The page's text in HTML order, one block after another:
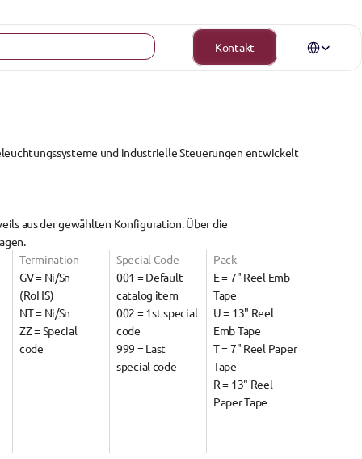
und industrielle Steuerungen entwickelt
aus der gewählten Konfiguration. Über die
Termination
GV = Ni/Sn
(RoHS)
NT = Ni/Sn
ZZ = Special
code
Special Code
001 = Default
catalog item
002 = 1st special
code
999 = Last
special code
Pack
E = 7" Reel Emb
Tape
U = 13" Reel
Emb Tape
T = 7" Reel Paper
Tape
R = 13" Reel
Paper Tape
Kontakt